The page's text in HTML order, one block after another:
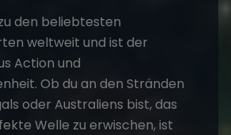
den beliebtesten
weltweit und ist der
Action und
Ob du an den Stränden
oder Australiens bist, das
Welle zu erwischen, ist